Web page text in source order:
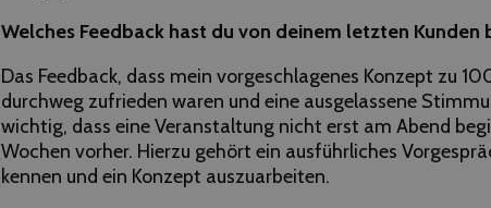
Welches Feedback hast du von deinem letzten Kunden
Das Feedback, dass mein vorgeschlagenes Konzept zu
durchweg zufrieden waren und eine ausgelassene
wichtig, dass eine Veranstaltung nicht erst am Abend
Wochen vorher. Hierzu gehört ein ausführliches
kennen und ein Konzept auszuarbeiten.